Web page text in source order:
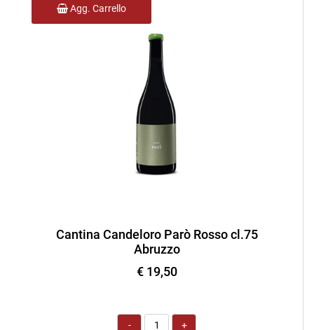
Agg. Carrello
Cantina Candeloro Parò Rosso cl.75
Abruzzo
€ 19,50
Quantità